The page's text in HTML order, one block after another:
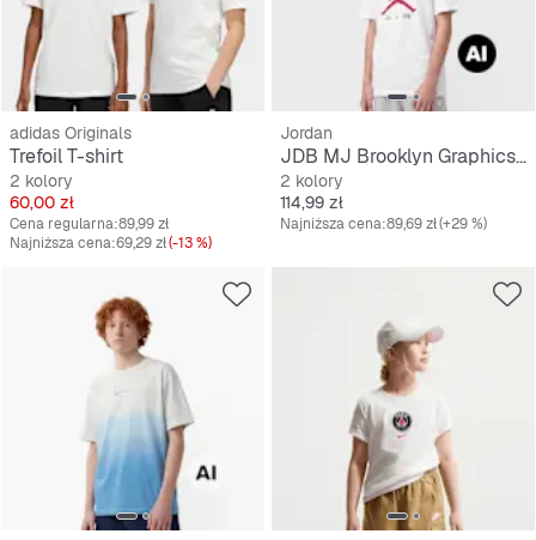
adidas Originals
Trefoil T-shirt
2 kolory
Cena
60,00 zł
Cena regularna:89,99 zł
Najniższa cena:69,29 zł(-13 %)
Jordan
JDB MJ Brooklyn Graphics Short Sleeve Tee
2 kolory
Cena
114,99 zł
Najniższa cena:89,69 zł(+29 %)